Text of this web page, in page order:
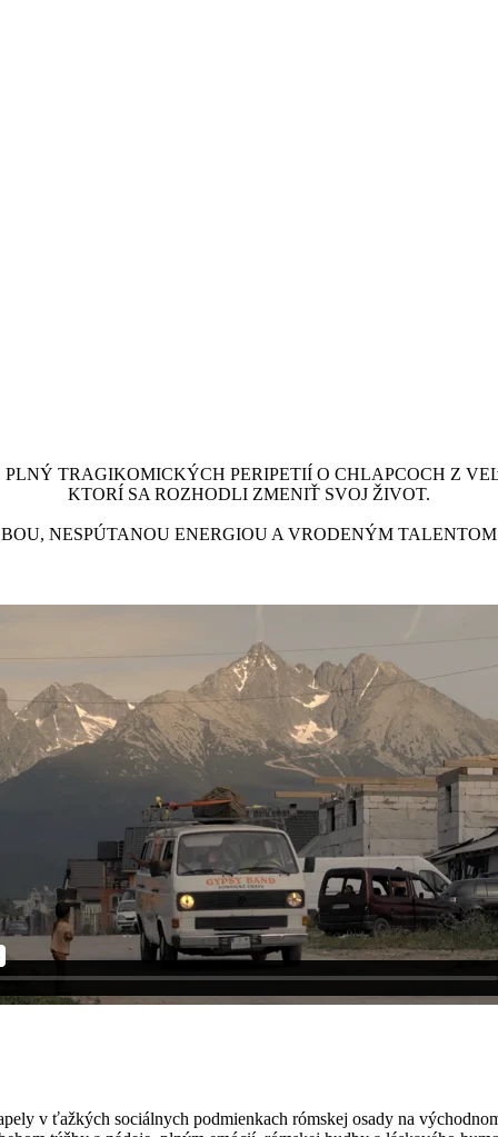
PLNÝ TRAGIKOMICKÝCH PERIPETIÍ O CHLAPCOCH Z
KTORÍ SA ROZHODLI ZMENIŤ SVOJ ŽIVOT.
NESPÚTANOU ENERGIOU A VRODENÝM
v ťažkých sociálnych podmienkach rómskej osady na